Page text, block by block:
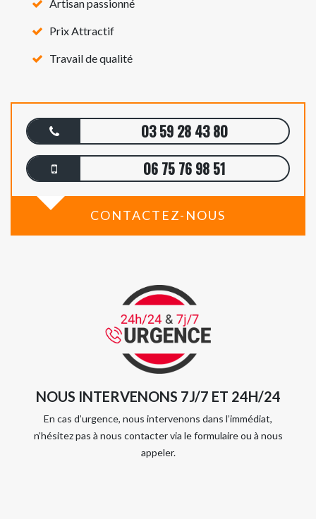
Artisan passionné
Prix Attractif
Travail de qualité
03 59 28 43 80
06 75 76 98 51
CONTACTEZ-NOUS
NOUS INTERVENONS 7J/7 ET 24H/24
En cas d’urgence, nous intervenons dans l’immédiat,
n’hésitez pas à nous contacter via le formulaire ou à nous
appeler.